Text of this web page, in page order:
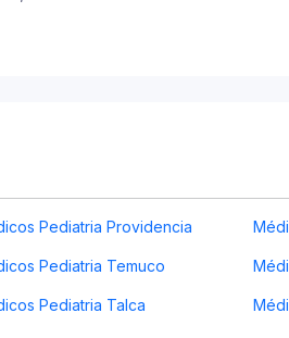
Pediatria Providencia
Pediatria Temuco
Pediatria Talca